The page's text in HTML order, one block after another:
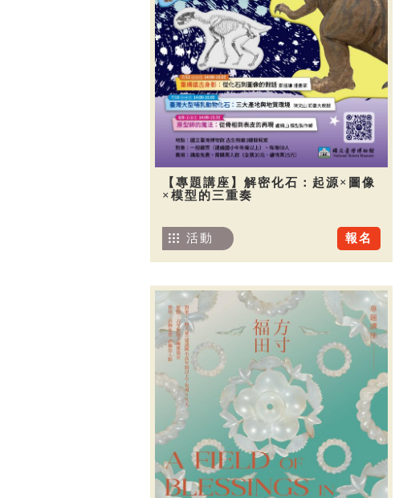
【專題講座】解密化石：起源×圖像
×模型的三重奏
報名
活動